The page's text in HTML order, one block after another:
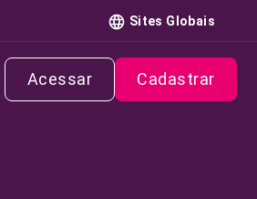
Sites Globais
Acessar Cadastrar